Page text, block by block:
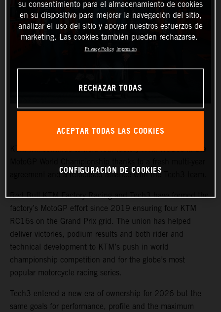
KTM will continue to field four factory KTM RC16s in the
agreement and a refocused alliance with the Tech3 team.
Red Bull KTM Factory Racing and Tech3 have formed the
factory’s MotoGP effort since 2019 ensuring four KTM
RC16s on the Grand Prix grid. The union has helped
deliver victories, podium results and both rider and
technical development to KTM’s push in world
championship competition and for the globe’s most
popular motorcycle racing series.
Tech3 entered a new era of ownership for 2026 but the
same goals for performance, profile and the maximum
su consentimiento para el almacenamiento de cookies
en su dispositivo para mejorar la navegación del sitio,
analizar el uso del sitio y apoyar nuestros esfuerzos de
marketing. Las cookies también pueden rechazarse.
Privacy Policy Impresión
RECHAZAR TODAS
ACEPTAR TODAS LAS COOKIES
CONFIGURACIÓN DE COOKIES